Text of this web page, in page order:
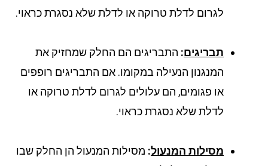
לגרום לדלת טרוקה או לדלת שלא נסגרת כראוי.
תבריגים:התבריגים הם החלק שמחזיק את
המנגנון הנעילה במקומו. אם התבריגים רופפים
או פגומים, הם עלולים לגרום לדלת טרוקה או
לדלת שלא נסגרת כראוי.
מסילות המנעול:מסילות המנעול הן החלק שבו